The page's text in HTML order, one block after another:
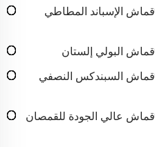
قماش الإسباند المطاطي
قماش البولي إلستان
قماش السبندكس النصفي
قماش عالي الجودة للقمصان